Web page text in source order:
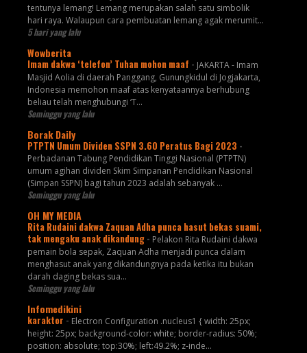
tentunya lemang! Lemang merupakan salah satu simbolik
hari raya. Walaupun cara pembuatan lemang agak merumit...
5 hari yang lalu
Wowberita
Imam dakwa ‘telefon’ Tuhan mohon maaf - JAKARTA - Imam
Masjid Aolia di daerah Panggang, Gunungkidul di Jogjakarta,
Indonesia memohon maaf atas kenyataannya berhubung
beliau telah menghubungi ‘T...
Seminggu yang lalu
Borak Daily
PTPTN Umum Dividen SSPN 3.60 Peratus Bagi 2023 -
Perbadanan Tabung Pendidikan Tinggi Nasional (PTPTN)
umum agihan dividen Skim Simpanan Pendidikan Nasional
(Simpan SSPN) bagi tahun 2023 adalah sebanyak ...
Seminggu yang lalu
OH MY MEDIA
Rita Rudaini dakwa Zaquan Adha punca hasut bekas suami,
tak mengaku anak dikandung - Pelakon Rita Rudaini dakwa
pemain bola sepak, Zaquan Adha menjadi punca dalam
menghasut anak yang dikandungnya pada ketika itu bukan
darah daging bekas sua...
Seminggu yang lalu
Infomedikini
karaktor - Electron Configuration .nucleus1 { width: 25px;
height: 25px; background-color: white; border-radius: 50%;
position: absolute; top:30%; left:49.2%; z-inde...